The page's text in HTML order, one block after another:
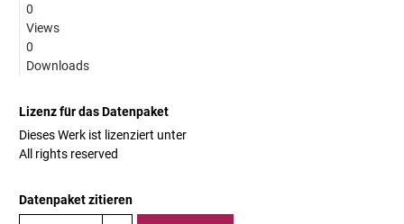
0
Views
0
Downloads
Lizenz für das Datenpaket
Dieses Werk ist lizenziert unter
All rights reserved
Datenpaket zitieren